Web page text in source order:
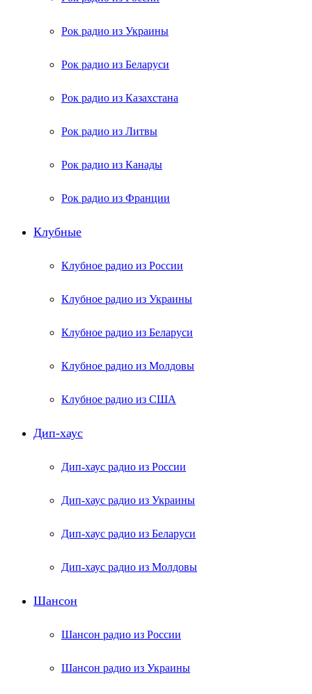
Рок радио из Украины
Рок радио из Беларуси
Рок радио из Казахстана
Рок радио из Литвы
Рок радио из Канады
Рок радио из Франции
Клубные
Клубное радио из России
Клубное радио из Украины
Клубное радио из Беларуси
Клубное радио из Молдовы
Клубное радио из США
Дип-хаус
Дип-хаус радио из России
Дип-хаус радио из Украины
Дип-хаус радио из Беларуси
Дип-хаус радио из Молдовы
Шансон
Шансон радио из России
Шансон радио из Украины